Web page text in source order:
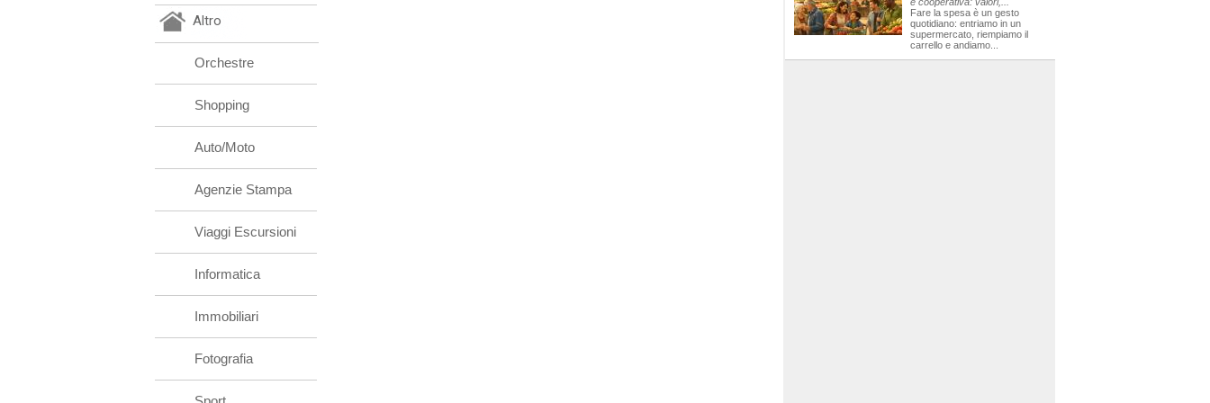
Altro
Orchestre
Shopping
Auto/Moto
Agenzie Stampa
Viaggi Escursioni
Informatica
Immobiliari
Fotografia
Fare la spesa è un gesto
quotidiano: entriamo in un
supermercato, riempiamo il
carrello e andiamo...